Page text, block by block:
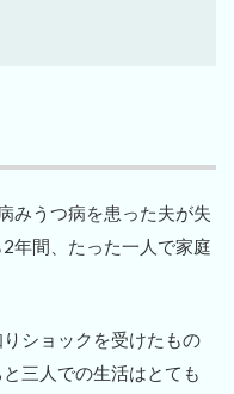
みうつ病を患った夫が失
年間、たった一人で家庭
ショックを受けたもの
三人での生活はとても